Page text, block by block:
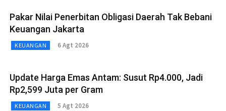
Pakar Nilai Penerbitan Obligasi Daerah Tak Bebani
Keuangan Jakarta
KEUANGAN 6 Agt 2026
Update Harga Emas Antam: Susut Rp4.000, Jadi
Rp2,599 Juta per Gram
KEUANGAN 5 Agt 2026